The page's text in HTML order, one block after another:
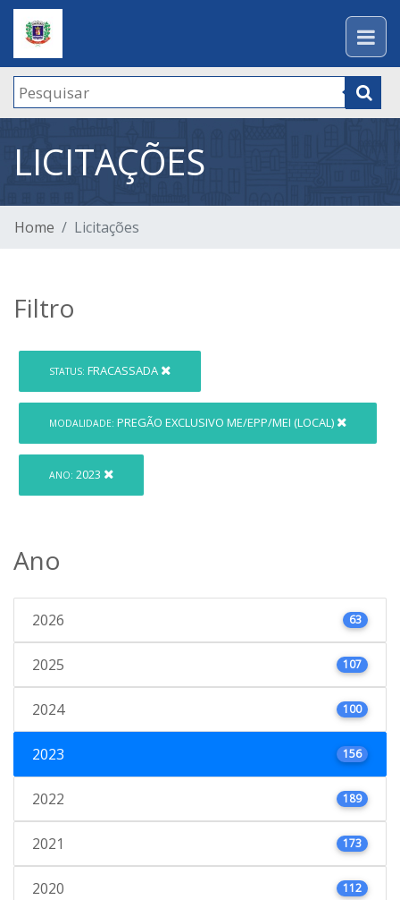
LICITAÇÕES
Home Licitações
Filtro
STATUS: FRACASSADA
MODALIDADE: PREGÃO EXCLUSIVO ME/EPP/MEI (LOCAL)
ANO: 2023
Ano
2026 63
2025 107
2024 100
2023 156
2022 189
2021 173
2020 112